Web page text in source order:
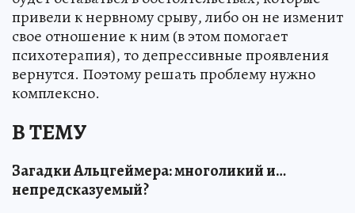
привели к нервному срыву, либо он не изменит
свое отношение к ним (в этом помогает
психотерапия), то депрессивные проявления
вернутся. Поэтому решать проблему нужно
комплексно.
В ТЕМУ
Загадки Альцгеймера: многоликий и…
непредсказуемый?